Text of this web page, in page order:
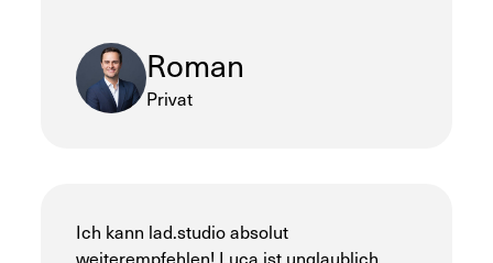
Roman
Privat
Ich kann lad.studio absolut
weiterempfehlen! Luca ist unglaublich